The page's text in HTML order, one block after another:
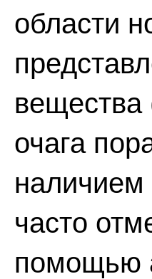
области
вещества
очага
часто
помощью